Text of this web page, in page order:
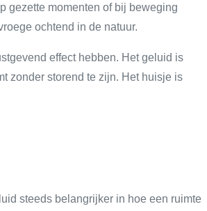
gezette momenten of bij beweging
ochtend in de natuur.
effect hebben. Het geluid is
zonder storend te zijn. Het huisje is
steeds belangrijker in hoe een ruimte